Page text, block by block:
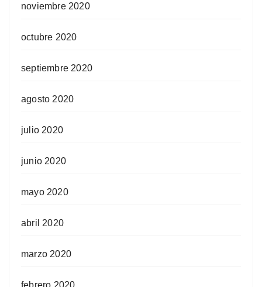
noviembre 2020
octubre 2020
septiembre 2020
agosto 2020
julio 2020
junio 2020
mayo 2020
abril 2020
marzo 2020
febrero 2020